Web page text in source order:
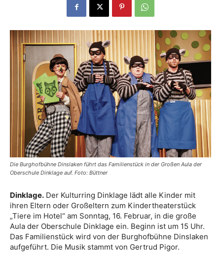
Die Burghofbühne Dinslaken führt das Familienstück in der Großen Aula der
Oberschule Dinklage auf. Foto: Büttner
Dinklage. Der Kulturring Dinklage lädt alle Kinder mit
ihren Eltern oder Großeltern zum Kindertheaterstück
„Tiere im Hotel“ am Sonntag, 16. Februar, in die große
Aula der Oberschule Dinklage ein. Beginn ist um 15 Uhr.
Das Familienstück wird von der Burghofbühne Dinslaken
aufgeführt. Die Musik stammt von Gertrud Pigor.